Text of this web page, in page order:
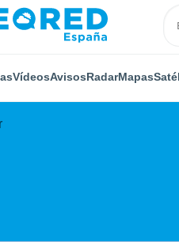
VídeosAvisosRadarMapas